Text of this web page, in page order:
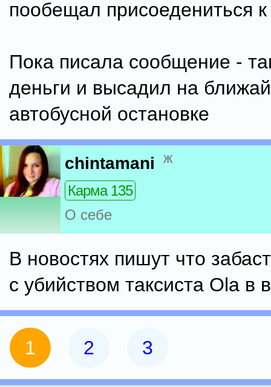
пообещал присоедениться к
Пока писала сообщение -
деньги и высадил на
автобусной остановке
chintamani ж
Карма 135
О себе
В новостях пишут что
с убийством таксиста Ola в
1 2 3